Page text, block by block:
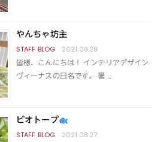
やんちゃ坊主
2021.09.29
皆様、こんにちは！ インテリアデザイン
ヴィーナスの日名です。 暑 …
ビオトープ
2021.08.27